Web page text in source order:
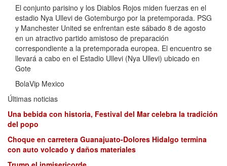
El conjunto parisino y los Diablos Rojos miden fuerzas en el
estadio Nya Ullevi de Gotemburgo por la pretemporada. PSG
y Manchester United se enfrentan este sábado 8 de agosto
en un atractivo partido amistoso de preparación
correspondiente a la pretemporada europea. El encuentro se
llevará a cabo en el Estadio Ullevi (Nya Ullevi) ubicado en
Gote
BolaVip Mexico
Últimas noticias
Una bebida con historia, Festival del Mar celebra la tradición
del popo
Choque en carretera Guanajuato-Dolores Hidalgo termina
con auto volcado y daños materiales